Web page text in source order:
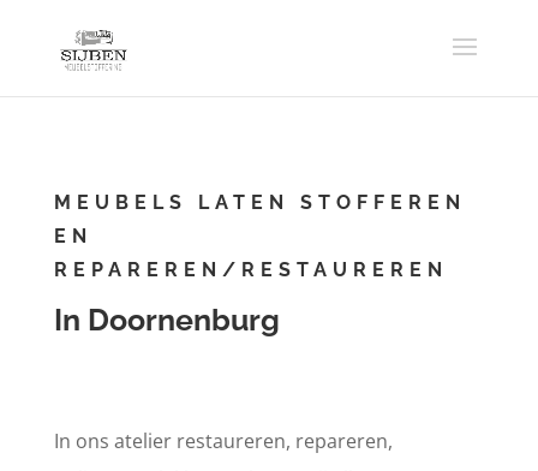
MEUBELS LATEN STOFFEREN
EN
REPAREREN/RESTAUREREN
In Doornenburg
In ons atelier restaureren, repareren,